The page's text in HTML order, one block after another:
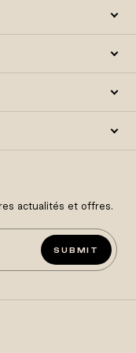
actualités et offres.
SUBMIT